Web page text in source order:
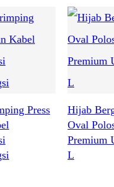
Press
Hijab
Oval
Premium
L